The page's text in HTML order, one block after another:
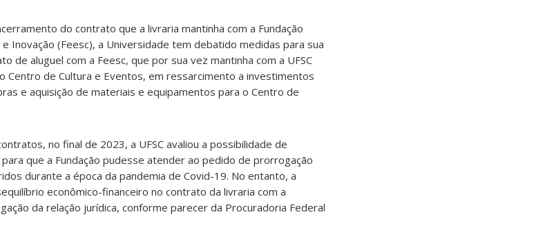
do contrato que a livraria mantinha com a Fundação
Inovação (Feesc), a Universidade tem debatido medidas para sua
de aluguel com a Feesc, que por sua vez mantinha com a UFSC
de Cultura e Eventos, em ressarcimento a investimentos
e aquisição de materiais e equipamentos para o Centro de
no final de 2023, a UFSC avaliou a possibilidade de
que a Fundação pudesse atender ao pedido de prorrogação
durante a época da pandemia de Covid-19. No entanto, a
econômico-financeiro no contrato da livraria com a
da relação jurídica, conforme parecer da Procuradoria Federal